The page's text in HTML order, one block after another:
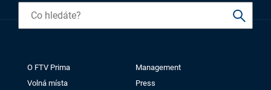
O FTV Prima
Management
Volná místa
Press